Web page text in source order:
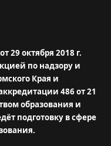
октября 2018 г.
по надзору и
Края и
486 от 21
образования и
подготовку в сфере